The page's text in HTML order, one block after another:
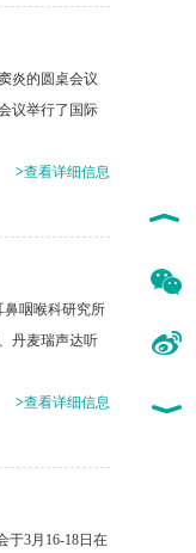
炎的圆桌会议
议举行了国际
>查看详细信息
鼻咽喉科研究所
丹麦瑞声达听
>查看详细信息
于3月16-18日在